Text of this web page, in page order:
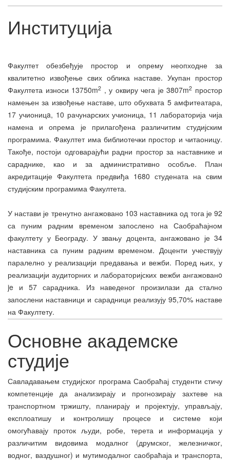
Институција
Факултет обезбеђује простор и опрему неопходне за
квалитетно извођење свих облика наставе. Укупан простор
Факултета износи 13750m2 , у оквиру чега је 3807m2 простор
намењен за извођење наставе, што обухвата 5 амфитеатара,
17 учионицa, 10 рачунарских учионица, 11 лабораторија чија
намена и опрема је прилагођена различитим студијским
програмима. Факултет има библиотечки простор и читаоницу.
Такође, постоји одговарајући радни простор за наставнике и
сараднике, као и за административно особље. План
акредитације Факултета предвиђа 1680 студената на свим
студијским програмима Факултета.
У настави је тренутно ангажовано 103 наставника од тога је 92
са пуним радним временом запослено на Саобраћајном
факултету у Београду. У звању доцента, ангажовано је 34
наставника са пуним радним временом. Доценти учествују
паралелно у реализацији предавања и вежби. Поред њих, у
реализацији аудиторних и лабораторијских вежби ангажованo
je и 57 сарадника. Из наведеног произилази да стално
запослени наставници и сарадници реализују 95,70% наставе
на Факултету.
Основне академске
студије
Савладавањем студијског програма Саобраћај студенти стичу
компетенције да анализирају и прогнозирају захтеве на
транспортном тржишту, планирају и пројектују, управљају,
експлоатишу и контролишу процесе и системе који
омогућавају проток људи, робе, терета и информација у
различитим видовима модалног (друмског, железничког,
водног, ваздушног) и мутимодалног саобраћаја и транспорта,